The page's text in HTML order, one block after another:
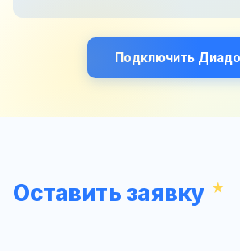
Подключить
Оставить заявку